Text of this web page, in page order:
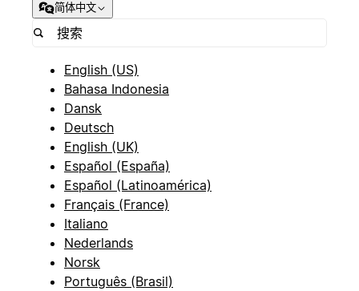
简体中文
English (US)
Bahasa Indonesia
Dansk
Deutsch
English (UK)
Español (España)
Español (Latinoamérica)
Français (France)
Italiano
Nederlands
Norsk
Português (Brasil)